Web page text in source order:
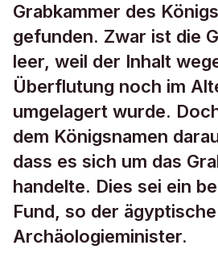
Grabkammer des
gefunden. Zwar ist die
leer, weil der Inhalt
Überflutung noch im
umgelagert wurde.
dem Königsnamen
dass es sich um das
handelte. Dies sei ein
Fund, so der ägyptische
Archäologieminister.